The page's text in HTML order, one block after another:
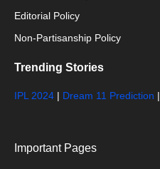
Editorial Policy
Non-Partisanship Policy
Trending Stories
IPL 2024 | Dream 11 Prediction |
Important Pages